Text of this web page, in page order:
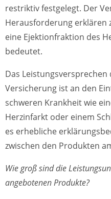
restriktiv festgelegt. Der
Herausforderung erklären
eine Ejektionfraktion des
bedeutet.
Das Leistungsversprechen
Versicherung ist an den
schweren Krankheit wie
Herzinfarkt oder einem
es erhebliche
zwischen den Produkten
Wie groß sind die
angebotenen Produkte?